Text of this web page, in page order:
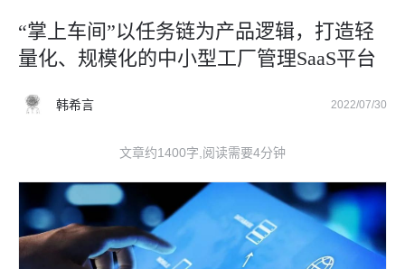
“掌上车间”以任务链为产品逻辑，打造轻
量化、规模化的中小型工厂管理SaaS平台
韩希言 2022/07/30
文章约1400字,阅读需要4分钟